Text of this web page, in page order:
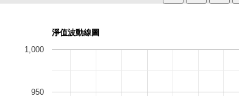
淨值波動線圖
950
1,000